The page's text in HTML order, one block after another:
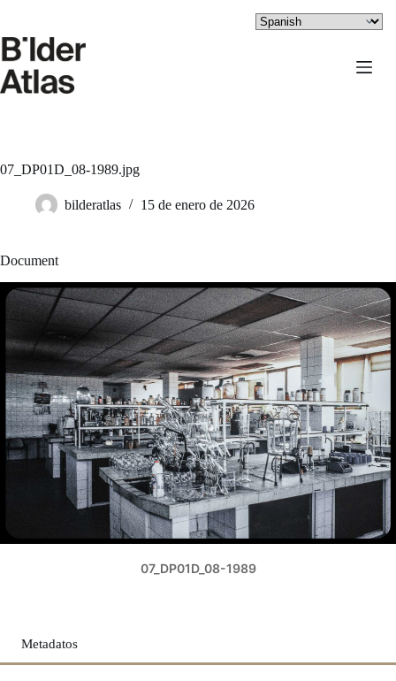
contenido
07_DP01D_08-1989.jpg
bilderatlas 15 de enero de 2026
Document
07_DP01D_08-1989
Metadatos